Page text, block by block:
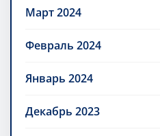
Март 2024
Февраль 2024
Январь 2024
Декабрь 2023